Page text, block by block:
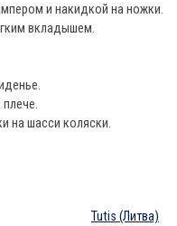
и накидкой на ножки.
вкладышем.
на шасси коляски.
Tutis (Литва)